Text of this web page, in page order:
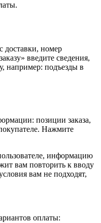
доставки, номер
введите сведения,
например: подъезды в
позиции заказа,
Нажмите
информацию
вам повторить к вводу
вам не подходят,
оплаты: